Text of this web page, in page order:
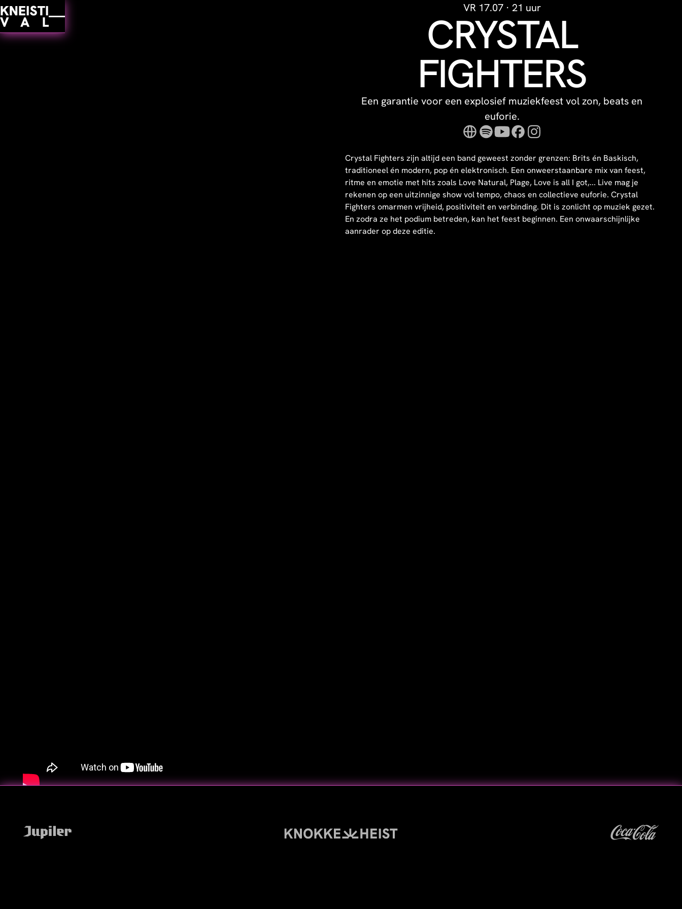
VR 17.07 · 21 uur
CRYSTAL
FIGHTERS
Een garantie voor een explosief muziekfeest vol zon, beats en
euforie.
Crystal Fighters zijn altijd een band geweest zonder grenzen: Brits én Baskisch,
traditioneel én modern, pop én elektronisch. Een onweerstaanbare mix van feest,
ritme en emotie met hits zoals Love Natural, Plage, Love is all I got,... Live mag je
rekenen op een uitzinnige show vol tempo, chaos en collectieve euforie. Crystal
Fighters omarmen vrijheid, positiviteit en verbinding. Dit is zonlicht op muziek gezet.
En zodra ze het podium betreden, kan het feest beginnen. Een onwaarschijnlijke
aanrader op deze editie.